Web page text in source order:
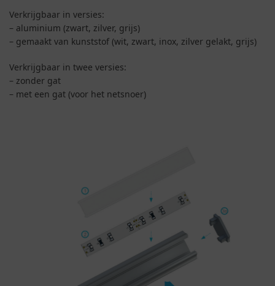
Verkrijgbaar in versies:
– aluminium (zwart, zilver, grijs)
– gemaakt van kunststof (wit, zwart, inox, zilver gelakt, grijs)
Verkrijgbaar in twee versies:
– zonder gat
– met een gat (voor het netsnoer)